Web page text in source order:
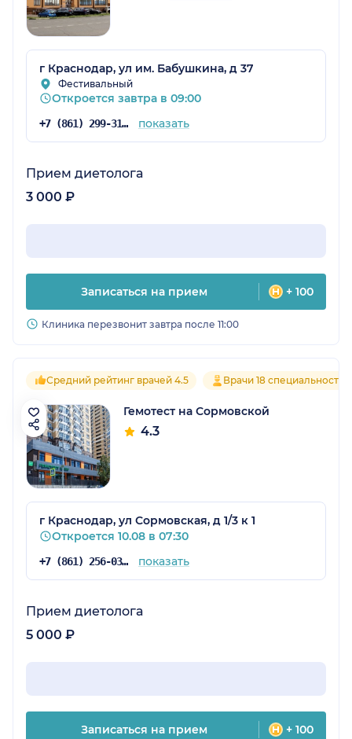
г Краснодар, ул им. Бабушкина, д 37
Фестивальный
Откроется завтра в 09:00
+7 (861) 299-31-08 показать
Прием диетолога
3 000 ₽
Записаться на прием + 100
Клиника перезвонит завтра после 11:00
Средний рейтинг врачей 4.5 Врачи 18 специальностей
Гемотест на Сормовской
4.3
г Краснодар, ул Сормовская, д 1/3 к 1
Откроется 10.08 в 07:30
+7 (861) 256-03-90 показать
Прием диетолога
5 000 ₽
Записаться на прием + 100